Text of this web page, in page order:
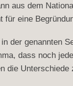
aus dem
eine
der genannten
dass noch
die